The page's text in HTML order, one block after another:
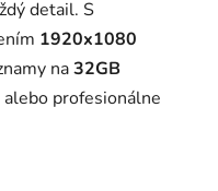
detail. S
1920x1080
na32GB
alebo profesionálne